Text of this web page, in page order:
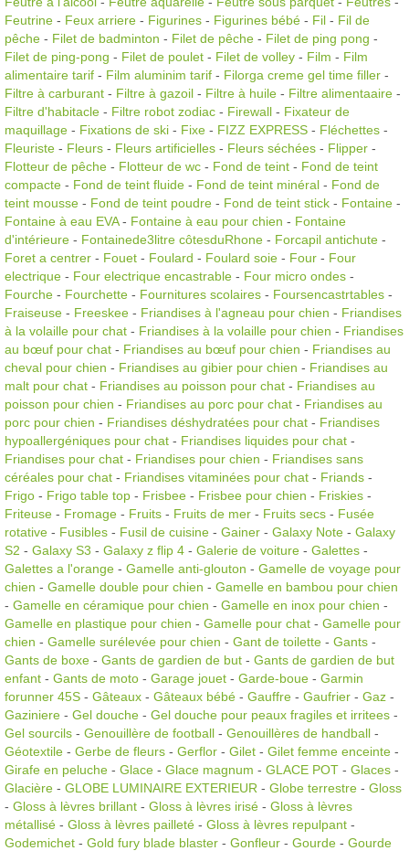
Feutrine - Feux arriere - Figurines - Figurines bébé - Fil - Fil de
pêche - Filet de badminton - Filet de pêche - Filet de ping pong -
Filet de ping-pong - Filet de poulet - Filet de volley - Film - Film
alimentaire tarif - Film aluminim tarif - Filorga creme gel time filler -
Filtre à carburant - Filtre à gazoil - Filtre à huile - Filtre alimentaaire -
Filtre d'habitacle - Filtre robot zodiac - Firewall - Fixateur de
maquillage - Fixations de ski - Fixe - FIZZ EXPRESS - Fléchettes -
Fleuriste - Fleurs - Fleurs artificielles - Fleurs séchées - Flipper -
Flotteur de pêche - Flotteur de wc - Fond de teint - Fond de teint
compacte - Fond de teint fluide - Fond de teint minéral - Fond de
teint mousse - Fond de teint poudre - Fond de teint stick - Fontaine -
Fontaine à eau EVA- Fontaine à eau pour chien - Fontaine
d'intérieure - Fontainede3litre côtesduRhone - Forcapil antichute -
Foret a centrer - Fouet - Foulard - Foulard soie - Four - Four
electrique - Four electrique encastrable - Four micro ondes -
Fourche - Fourchette - Fournitures scolaires - Foursencastrtables -
Fraiseuse - Freeskee - Friandises à l'agneau pour chien - Friandises
à la volaille pour chat - Friandises à la volaille pour chien - Friandises
au bœuf pour chat - Friandises au bœuf pour chien - Friandises au
cheval pour chien - Friandises au gibier pour chien - Friandises au
malt pour chat - Friandises au poisson pour chat - Friandises au
poisson pour chien - Friandises au porc pour chat - Friandises au
porc pour chien - Friandises déshydratées pour chat - Friandises
hypoallergéniques pour chat - Friandises liquides pour chat -
Friandises pour chat - Friandises pour chien - Friandises sans
céréales pour chat - Friandises vitaminées pour chat - Friands -
Frigo - Frigo table top - Frisbee - Frisbee pour chien - Friskies -
Friteuse - Fromage - Fruits - Fruits de mer - Fruits secs - Fusée
rotative - Fusibles - Fusil de cuisine - Gainer - Galaxy Note - Galaxy
S2 - Galaxy S3 - Galaxy z flip 4 - Galerie de voiture - Galettes -
Galettes a l'orange - Gamelle anti-glouton - Gamelle de voyage pour
chien - Gamelle double pour chien - Gamelle en bambou pour chien
- Gamelle en céramique pour chien - Gamelle en inox pour chien -
Gamelle en plastique pour chien - Gamelle pour chat - Gamelle pour
chien - Gamelle surélevée pour chien - Gant de toilette - Gants -
Gants de boxe - Gants de gardien de but - Gants de gardien de but
enfant - Gants de moto - Garage jouet - Garde-boue - Garmin
forunner 45S - Gâteaux - Gâteaux bébé - Gauffre - Gaufrier - Gaz -
Gaziniere - Gel douche - Gel douche pour peaux fragiles et irritees -
Gel sourcils - Genouillère de football - Genouillères de handball -
Géotextile - Gerbe de fleurs - Gerflor - Gilet - Gilet femme enceinte -
Girafe en peluche - Glace - Glace magnum - GLACE POT - Glaces -
Glacière - GLOBE LUMINAIRE EXTERIEUR - Globe terrestre - Gloss
- Gloss à lèvres brillant - Gloss à lèvres irisé - Gloss à lèvres
métallisé - Gloss à lèvres pailleté - Gloss à lèvres repulpant -
Godemichet - Gold fury blade blaster - Gonfleur - Gourde - Gourde